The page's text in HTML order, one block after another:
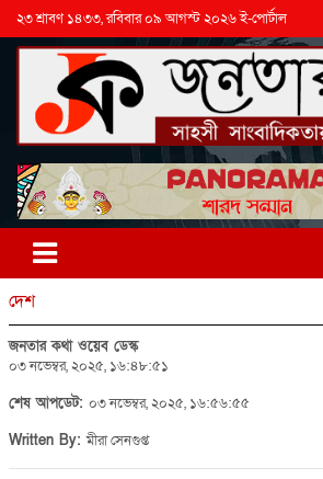
২৩ শ্রাবণ ১৪৩৩, রবিবার ০৯ আগস্ট ২০২৬ ই-পোর্টাল
দেশ
জনতার কথা ওয়েব ডেস্ক
০৩ নভেম্বর, ২০২৫, ১৬:৪৮:৫১
শেষ আপডেট: ০৩ নভেম্বর, ২০২৫, ১৬:৫৬:৫৫
Written By:মীরা সেনগুপ্ত